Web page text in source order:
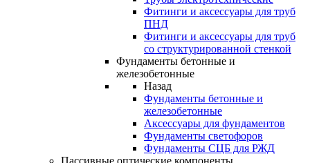
Фитинги и аксессуары для труб
ПНД
Фитинги и аксессуары для труб
со структурированной стенкой
Фундаменты бетонные и
железобетонные
Назад
Фундаменты бетонные и
железобетонные
Аксессуары для фундаментов
Фундаменты светофоров
Фундаменты СЦБ для РЖД
Пассивные оптические компоненты